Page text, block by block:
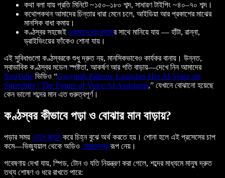
কথা বলা যায় প্রতি মিনিটে ~১৫০–১৮০ শব্দ, সাধারণ টাইপিং ~৪০–৭০ শব্দ।
কথোপকথন আমাদের চিন্তার ধারা মেনে চলে, আইডিয়া আর প্রকাশের মাঝের
মানসিক বাধা কমায়।
কণ্ঠস্বর সহজেই একসাথে বহু কাজের সাথে মানিয়ে যায় — হাঁটা, রান্না,
ড্রাইভিংয়ের ফাঁকেও শোনা যায়।
এই সুবিধাগুলো কণ্ঠস্বরকে শুধু দ্রুত নয়, মানসিকভাবেও কার্যকর বানায়। উন্নত,
স্বাভাবিক কণ্ঠস্বর মডেল স্পষ্টতা, আকর্ষণ আর গতি বাড়ায়—দেখে নিন আমাদের
YouTube ভিডিও “Gwyneth Paltrow Launches Her AI Voice on
Speechify | The Future of Voice AI Assistants,” যেখানে বোঝানো হয়েছে
কেন ভালো শব্দের মান এত গুরুত্বপূর্ণ।
কণ্ঠস্বর কীভাবে পড়া ও বোঝার মান বাড়ায়?
পড়ার সময় চোখে স্ক্যানকরে চিহ্ন বুঝে অর্থ করতে হয়। শোনা হলে এই প্রসেসের চাপ
কমে—ভিজ্যুয়াল থেকে অডিও বোঝাপড়ায়রূপ নেয়।
গবেষণায় দেখা যায়, স্পিড, টোন ও যতি নিয়ন্ত্রণ করা গেলে, শব্দের মাধ্যমে মানুষ দ্রুত
তথ্য শোষণ ও ধরে রাখতে পারে: